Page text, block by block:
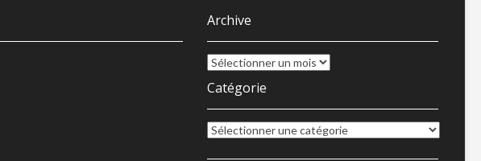
Archive
Archive
Catégorie
Catégorie